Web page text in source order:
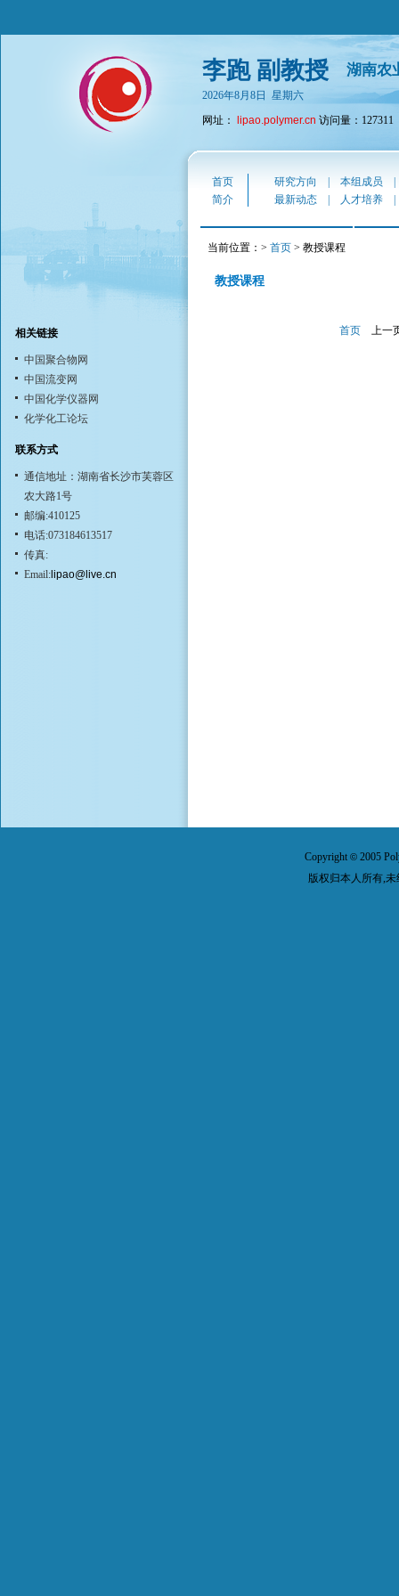
李跑 副教授 湖南农
2026年8月8日 星期六
网址：
lipao.polymer.cn 访问量：127311
相关链接
中国聚合物网
中国流变网
中国化学仪器网
化学化工论坛
联系方式
通信地址：湖南省长沙市芙蓉区
农大路1号
邮编:410125
电话:073184613517
传真:
Email:lipao@live.cn
首页 研究方向 本组成员
简介
最新动态 人才培养
当前位置：> 首页 > 教授课程
教授课程
首页 上一
Copyright© 2005
版权归本人所有,